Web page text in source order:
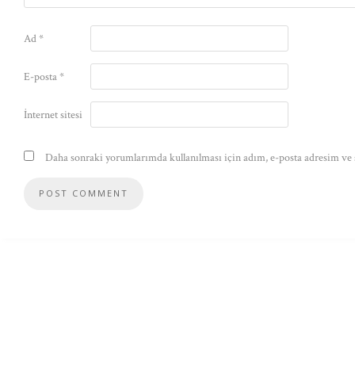
Ad*
E-posta*
İnternet sitesi
Daha sonraki yorumlarımda kullanılması için adım, e-posta adresim